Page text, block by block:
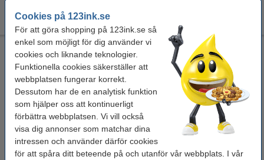
Cookies på 123ink.se
För att göra shopping på 123ink.se så
enkel som möjligt för dig använder vi
cookies och liknande teknologier.
Funktionella cookies säkerställer att
webbplatsen fungerar korrekt.
Dessutom har de en analytisk funktion
som hjälper oss att kontinuerligt
förbättra webbplatsen. Vi vill också
visa dig annonser som matchar dina
intressen och använder därför cookies
för att spåra ditt beteende på och utanför vår webbplats. I vår
Lamineringsfilm 305mm x 30m blank | GBC eZLoad | 2x250
mikron
lamineringsfilm 305 mm x 30 m GBC glansig
Se specifikationerna och beskrivningen
EU-lager
1 450 kr